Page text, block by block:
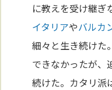
に教えを受け継ぎ
イタリアやバルカ
細々と生き続けた
できなかったが、
続けた。カタリ派